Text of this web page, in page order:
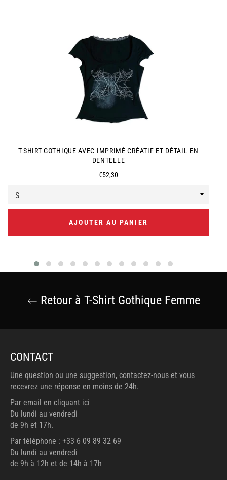
T-SHIRT GOTHIQUE AVEC IMPRIMÉ CRÉATIF ET DÉTAIL EN
DENTELLE
Prix
€52,30
AJOUTER AU PANIER
Retour à T-Shirt Gothique Femme
CONTACT
Une question ou une suggestion, contactez-nous et vous
recevrez une réponse en moins de 24h.
Par email en cliquant ici
Du lundi au vendredi
de 9h et 17h.
Par téléphone : +33 6 09 89 32 69
Du lundi au vendredi
de 9h à 12h et de 14h à 17h